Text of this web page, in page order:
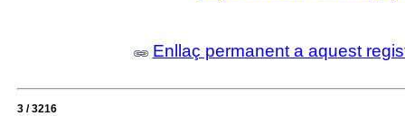
Enllaç permanent a aquest
3 / 3216